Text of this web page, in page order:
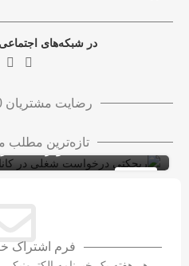
در شبکه‌های
رضایت مشتریان STUDY2020
ویزای کار
ویزای کاری کانادا با LMIA
تازه‌ترین مطلب
واردان +
فرم اشتراک